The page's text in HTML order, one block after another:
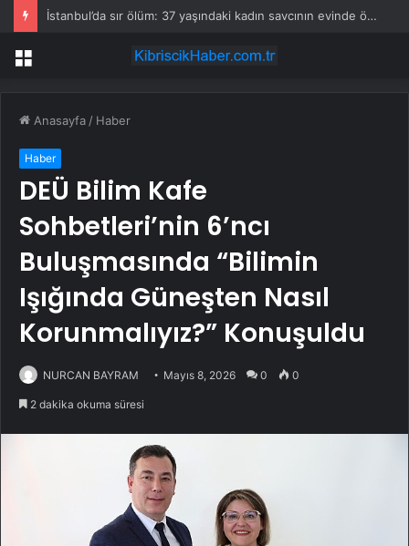
İstanbul’da sır ölüm: 37 yaşındaki kadın savcının evinde ölü bulundu!
Menü
Anasayfa / Haber
Haber
DEÜ Bilim Kafe
Sohbetleri’nin 6’ncı
Buluşmasında “Bilimin
Işığında Güneşten Nasıl
Korunmalıyız?” Konuşuldu
NURCAN BAYRAM Mayıs 8, 2026 0 0
2 dakika okuma süresi